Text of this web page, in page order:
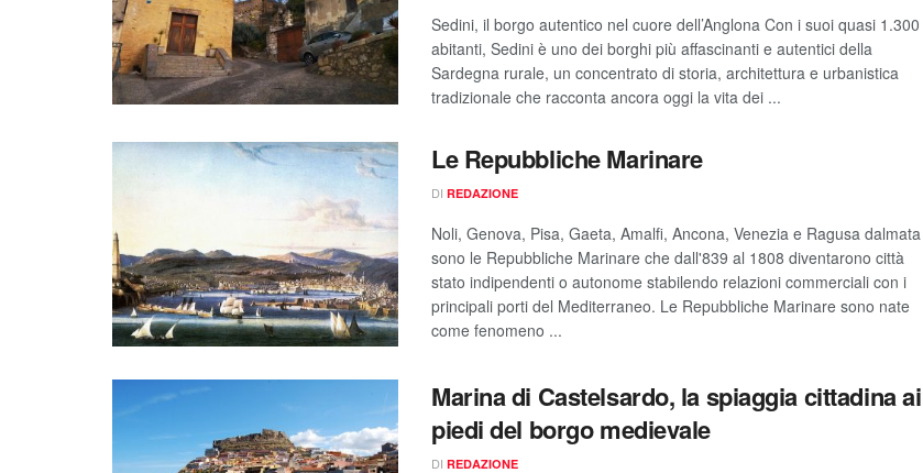
Sedini, il borgo autentico nel cuore dell’Anglona Con i suoi quasi 1.300
abitanti, Sedini è uno dei borghi più affascinanti e autentici della
Sardegna rurale, un concentrato di storia, architettura e urbanistica
tradizionale che racconta ancora oggi la vita dei ...
Le Repubbliche Marinare
DI REDAZIONE
Noli, Genova, Pisa, Gaeta, Amalfi, Ancona, Venezia e Ragusa dalmata
sono le Repubbliche Marinare che dall'839 al 1808 diventarono città
stato indipendenti o autonome stabilendo relazioni commerciali con i
principali porti del Mediterraneo. Le Repubbliche Marinare sono nate
come fenomeno ...
Marina di Castelsardo, la spiaggia cittadina ai
piedi del borgo medievale
DI REDAZIONE